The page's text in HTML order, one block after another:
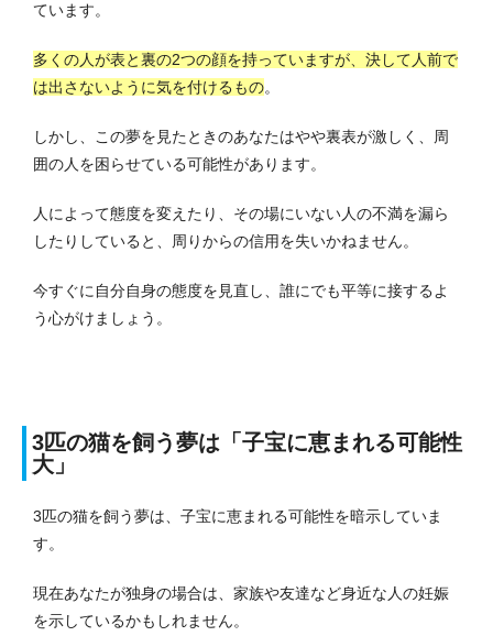
ています。
多くの人が表と裏の2つの顔を持っていますが、決して人前で
は出さないように気を付けるもの。
しかし、この夢を見たときのあなたはやや裏表が激しく、周
囲の人を困らせている可能性があります。
人によって態度を変えたり、その場にいない人の不満を漏ら
したりしていると、周りからの信用を失いかねません。
今すぐに自分自身の態度を見直し、誰にでも平等に接するよ
う心がけましょう。
3匹の猫を飼う夢は「子宝に恵まれる可能性
大」
3匹の猫を飼う夢は、子宝に恵まれる可能性を暗示していま
す。
現在あなたが独身の場合は、家族や友達など身近な人の妊娠
を示しているかもしれません。